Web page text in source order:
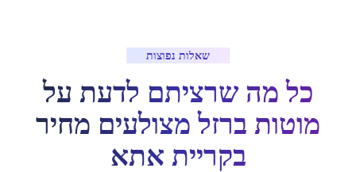
שאלות נפוצות
כל מה שרציתם לדעת על
מוטות ברזל מצולעים מחיר
בקריית אתא